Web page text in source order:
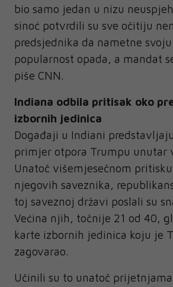
bio samo jedan u nizu
sinoć potvrdili su sve očitiju
predsjednika da nametne
popularnost opada, a mandat
piše CNN.
Indiana odbila pritisak oko
izbornih jedinica
Događaji u Indiani
primjer otpora Trumpu unutar
Unatoč višemjesečnom
njegovih saveznika,
toj saveznoj državi poslali su
Većina njih, točnije 21 od 40,
karte izbornih jedinica koju je
zagovarao.
Učinili su to unatoč